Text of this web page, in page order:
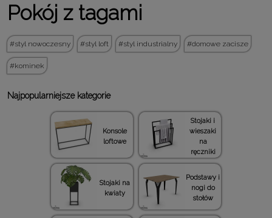
Pokój z tagami
styl nowoczesny styl loft styl industrialny domowe zacisze
kominek
Najpopularniejsze kategorie
Konsole
loftowe
Stojaki i
wieszaki
na
ręczniki
Stojaki na
kwiaty
Podstawy i
nogi do
stołów